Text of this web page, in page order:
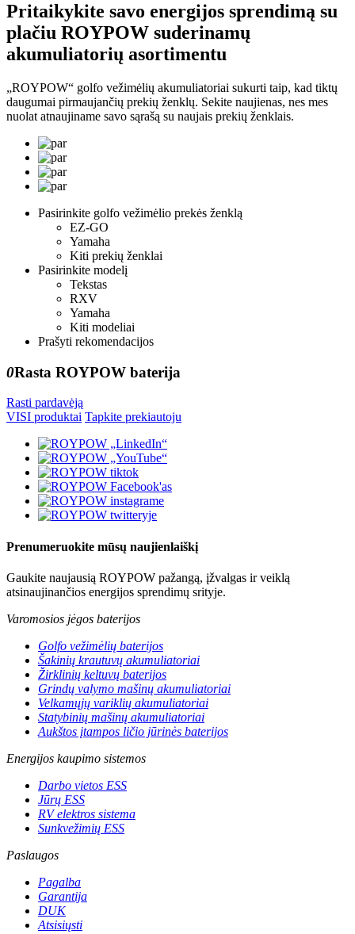
Pritaikykite savo energijos sprendimą su
plačiu ROYPOW suderinamų
akumuliatorių asortimentu
„ROYPOW“ golfo vežimėlių akumuliatoriai sukurti taip, kad tiktų
daugumai pirmaujančių prekių ženklų. Sekite naujienas, nes mes
nuolat atnaujiname savo sąrašą su naujais prekių ženklais.
Pasirinkite golfo vežimėlio prekės ženklą
EZ-GO
Yamaha
Kiti prekių ženklai
Pasirinkite modelį
Tekstas
RXV
Yamaha
Kiti modeliai
Prašyti rekomendacijos
0Rasta ROYPOW baterija
Rasti pardavėją
VISI produktai Tapkite prekiautoju
Prenumeruokite mūsų naujienlaiškį
Gaukite naujausią ROYPOW pažangą, įžvalgas ir veiklą
atsinaujinančios energijos sprendimų srityje.
Varomosios jėgos baterijos
Golfo vežimėlių baterijos
Šakinių krautuvų akumuliatoriai
Žirklinių keltuvų baterijos
Grindų valymo mašinų akumuliatoriai
Velkamųjų variklių akumuliatoriai
Statybinių mašinų akumuliatoriai
Aukštos įtampos ličio jūrinės baterijos
Energijos kaupimo sistemos
Darbo vietos ESS
Jūrų ESS
RV elektros sistema
Sunkvežimių ESS
Paslaugos
Pagalba
Garantija
DUK
Atsisiųsti